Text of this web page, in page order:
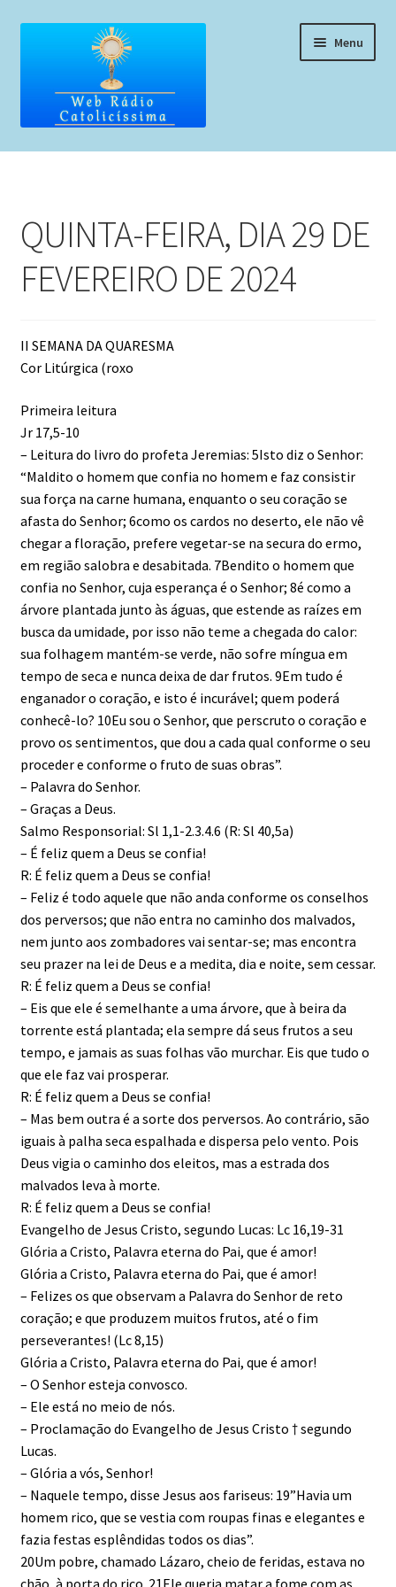
conteúdo
Menu
Home
Liturgia Diária
Horários de missas
Pedidos de oração, testemunho ou música
QUINTA-FEIRA, DIA 29 DE
FEVEREIRO DE 2024
II SEMANA DA QUARESMA
Cor Litúrgica (roxo
Primeira leitura
Jr 17,5-10
– Leitura do livro do profeta Jeremias: 5Isto diz o Senhor:
“Maldito o homem que confia no homem e faz consistir
sua força na carne humana, enquanto o seu coração se
afasta do Senhor; 6como os cardos no deserto, ele não vê
chegar a floração, prefere vegetar-se na secura do ermo,
em região salobra e desabitada. 7Bendito o homem que
confia no Senhor, cuja esperança é o Senhor; 8é como a
árvore plantada junto às águas, que estende as raízes em
busca da umidade, por isso não teme a chegada do calor:
sua folhagem mantém-se verde, não sofre míngua em
tempo de seca e nunca deixa de dar frutos. 9Em tudo é
enganador o coração, e isto é incurável; quem poderá
conhecê-lo? 10Eu sou o Senhor, que perscruto o coração e
provo os sentimentos, que dou a cada qual conforme o seu
proceder e conforme o fruto de suas obras”.
– Palavra do Senhor.
– Graças a Deus.
Salmo Responsorial: Sl 1,1-2.3.4.6 (R: Sl 40,5a)
– É feliz quem a Deus se confia!
R: É feliz quem a Deus se confia!
– Feliz é todo aquele que não anda conforme os conselhos
dos perversos; que não entra no caminho dos malvados,
nem junto aos zombadores vai sentar-se; mas encontra
seu prazer na lei de Deus e a medita, dia e noite, sem cessar.
R: É feliz quem a Deus se confia!
– Eis que ele é semelhante a uma árvore, que à beira da
torrente está plantada; ela sempre dá seus frutos a seu
tempo, e jamais as suas folhas vão murchar. Eis que tudo o
que ele faz vai prosperar.
R: É feliz quem a Deus se confia!
– Mas bem outra é a sorte dos perversos. Ao contrário, são
iguais à palha seca espalhada e dispersa pelo vento. Pois
Deus vigia o caminho dos eleitos, mas a estrada dos
malvados leva à morte.
R: É feliz quem a Deus se confia!
Evangelho de Jesus Cristo, segundo Lucas: Lc 16,19-31
Glória a Cristo, Palavra eterna do Pai, que é amor!
Glória a Cristo, Palavra eterna do Pai, que é amor!
– Felizes os que observam a Palavra do Senhor de reto
coração; e que produzem muitos frutos, até o fim
perseverantes! (Lc 8,15)
Glória a Cristo, Palavra eterna do Pai, que é amor!
– O Senhor esteja convosco.
– Ele está no meio de nós.
– Proclamação do Evangelho de Jesus Cristo † segundo
Lucas.
– Glória a vós, Senhor!
– Naquele tempo, disse Jesus aos fariseus: 19”Havia um
homem rico, que se vestia com roupas finas e elegantes e
fazia festas esplêndidas todos os dias”.
20Um pobre, chamado Lázaro, cheio de feridas, estava no
chão, à porta do rico. 21Ele queria matar a fome com as